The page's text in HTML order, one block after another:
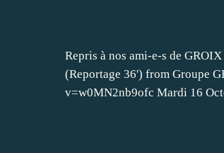
Repris à nos ami-e-s de
(Reportage 36') from Groupe
v=w0MN2nb9ofc Mardi 16